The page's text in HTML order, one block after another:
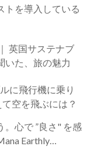
トを導入している
いた、旅の魅力
に飛行機に乗り
空を飛ぶには？
。心で ”良さ" を感
Earthly